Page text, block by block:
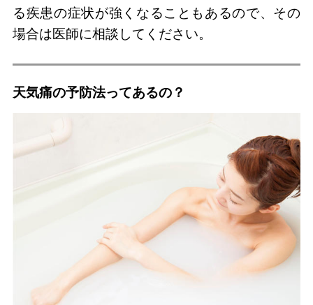
る疾患の症状が強くなることもあるので、その
場合は医師に相談してください。
天気痛の予防法ってあるの？